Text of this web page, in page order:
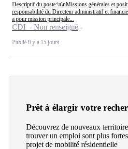
Descriptif du poste:\n\nMissions générales et
responsabilité du Directeur administratif et
a pour mission principale...
CDI - Non renseigné
Publié il y a 15 jours
Prêt à élargir votre
Découvrez de nouveaux
trouver un emploi sont plus
projet de mobilité résidentielle